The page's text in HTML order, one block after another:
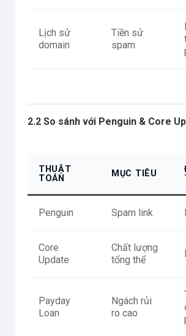
Lịch sử
domain
Tiền sử
spam
2.2 So sánh với Penguin & Core
THUẬT
TOÁN
MỤC TIÊU
Penguin Spam link
Core
Update
Chất lượng
tổng thể
Payday
Loan
Ngách rủi
ro cao